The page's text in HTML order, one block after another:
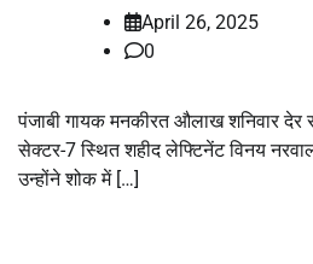
April 26, 2025
0
पंजाबी गायक मनकीरत औलाख शनिवार
सेक्टर-7 स्थित शहीद लेफ्टिनेंट विनय
उन्होंने शोक में […]